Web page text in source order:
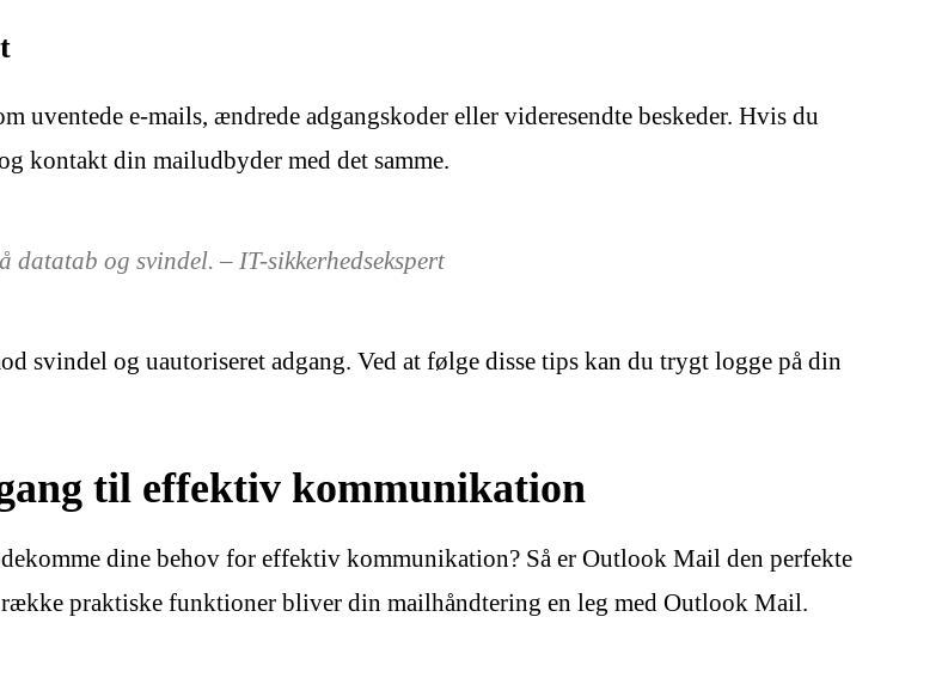
e-mails, ændrede adgangskoder eller videresendte beskeder. Hvis du
kontakt din mailudbyder med det samme.
og svindel. – IT-sikkerhedsekspert
svindel og uautoriseret adgang. Ved at følge disse tips kan du trygt logge på din
til effektiv kommunikation
dine behov for effektiv kommunikation? Så er Outlook Mail den perfekte
praktiske funktioner bliver din mailhåndtering en leg med Outlook Mail.